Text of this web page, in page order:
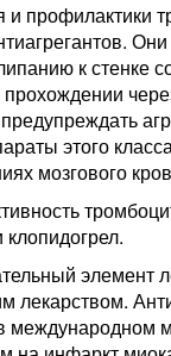
профилактики
к стенке
этого
мозгового
лекарством.
международном